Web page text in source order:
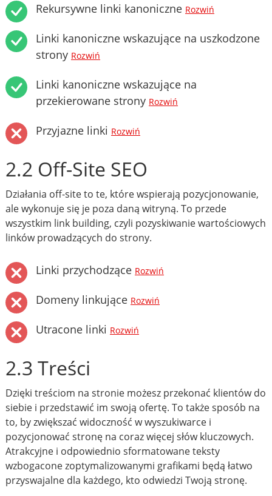
Rekursywne linki kanoniczne Rozwiń
Linki kanoniczne wskazujące na uszkodzone
strony Rozwiń
Linki kanoniczne wskazujące na
przekierowane strony Rozwiń
Przyjazne linki Rozwiń
2.2 Off-Site SEO
Działania off-site to te, które wspierają pozycjonowanie,
ale wykonuje się je poza daną witryną. To przede
wszystkim link building, czyli pozyskiwanie wartościowych
linków prowadzących do strony.
Linki przychodzące Rozwiń
Domeny linkujące Rozwiń
Utracone linki Rozwiń
2.3 Treści
Dzięki treściom na stronie możesz przekonać klientów do
siebie i przedstawić im swoją ofertę. To także sposób na
to, by zwiększać widoczność w wyszukiwarce i
pozycjonować stronę na coraz więcej słów kluczowych.
Atrakcyjne i odpowiednio sformatowane teksty
wzbogacone zoptymalizowanymi grafikami będą łatwo
przyswajalne dla każdego, kto odwiedzi Twoją stronę.